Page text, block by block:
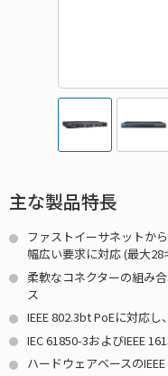
主な製品特長
ファストイーサネットか
幅広い要求に対応 (最大
柔軟なコネクターの組み
ス
IEEE 802.3bt PoEに対応
IEC 61850-3およびIEEE
ハードウェアベースの